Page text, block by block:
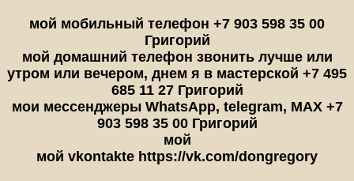
мой мобильный телефон +7 903 598 35 00
Григорий
мой домашний телефон звонить лучше или
утром или вечером, днем я в мастерской +7 495
685 11 27 Григорий
мои мессенджеры WhatsApp, telegram, MAX +7
903 598 35 00 Григорий
мой
мой vkontakte https://vk.com/dongregory